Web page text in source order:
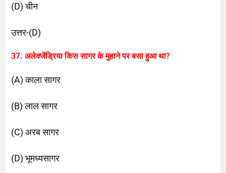
(D) चीन
उत्तर-(D)
37. अलेक्जेंड्रिया किस सागर के मुहाने पर बसा हुआ था?
(A) काला सागर
(B) लाल सागर
(C) अरब सागर
(D) भूमध्यसागर